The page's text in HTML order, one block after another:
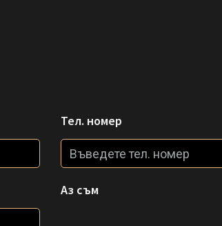
Тел. номер
Аз съм